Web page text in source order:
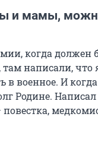
и мамы,
когда должен
написали, что
военное. И
Родине. Написал